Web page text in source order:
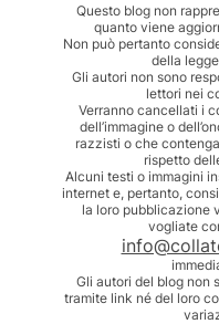
Questo blog non
quanto viene
Non può pertanto
della
Gli autori non sono
lettori nei
Verranno cancellati i
dell’immagine o
razzisti o che
rispetto
Alcuni testi o immagini
internet e, pertanto,
la loro pubblicazione
vogliate
Gli autori del blog non
tramite link né del loro